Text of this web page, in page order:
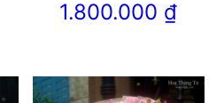
1.800.000 ₫